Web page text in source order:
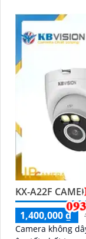
KX-A22F
1,400,000 ₫
Camera không